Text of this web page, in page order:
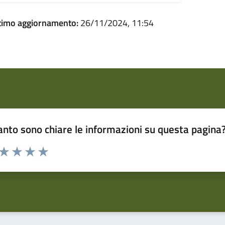
aggiornamento:26/11/2024, 11:54
sono chiare le informazioni su questa
da 1 a 5 stelle la pagina